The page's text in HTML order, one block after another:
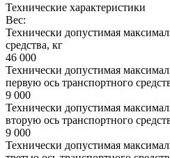
Технические характеристики
Вес:
Технически допустимая
средства, кг
46 000
Технически допустимая
первую ось транспортного
9 000
Технически допустимая
вторую ось транспортного
9 000
Технически допустимая